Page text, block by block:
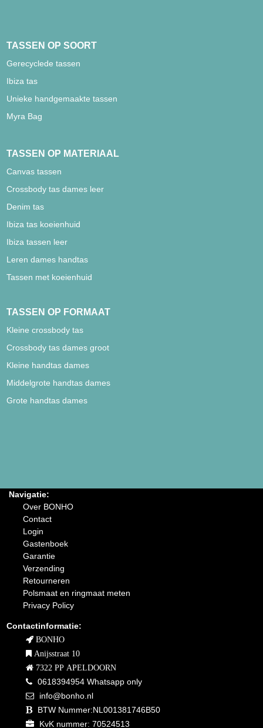
TASSEN OP SOORT
Gerecyclede tassen
Ibiza tas
Unieke handgemaakte tassen
Myra Bag
TASSEN OP MATERIAAL
Canvas tassen
Crossbody tas dames leer
Denim tas
Ibiza tas koeienhuid
Ibiza tassen leer
Leren dames handtas
Tassen met koeienhuid
TASSEN OP FORMAAT
Kleine crossbody tas
Crossbody tas dames groot
Kleine handtas dames
Middelgrote handtas dames
Grote handtas dames
Navigatie:
Over BONHO
Contact
Login
Gastenboek
Garantie
Verzending
Retourneren
Polsmaat en ringmaat meten
Privacy Policy
Contactinformatie:
BONHO
Anijsstraat 10
7322 PP APELDOORN
0618394954 Whatsapp only
info@bonho.nl
BTW Nummer:NL001381746B50
KvK nummer: 70524513